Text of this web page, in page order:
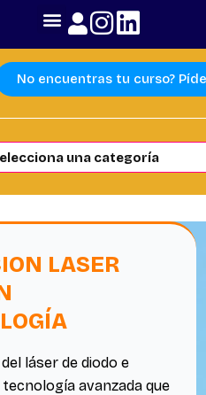
No encuentras tu curso?
LASER
láser de diodo e
avanzada que